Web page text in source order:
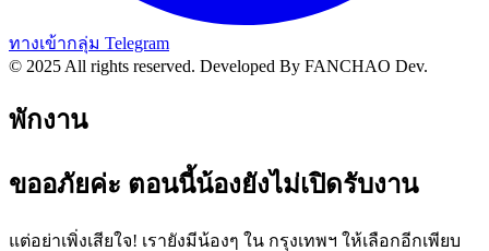
ทางเข้ากลุ่ม Telegram
© 2025 All rights reserved. Developed By FANCHAO Dev.
พักงาน
ขออภัยค่ะ ตอนนี้น้องยังไม่เปิดรับงาน
แต่อย่าเพิ่งเสียใจ! เรายังมีน้องๆ ใน กรุงเทพฯ ให้เลือกอีกเพียบ